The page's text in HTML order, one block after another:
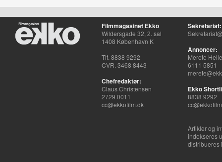
Filmmagasinet Ekko
Wildersgade 32, 2. sal
1408 København K
Tlf. 8838 9292
CVR. 3468 8443
Chefredaktør:
Claus Christensen
2729 0011
cc@ekkofilm.dk
Sekretariat:
Annoncer:
Merete
6111 5851
Ekko
8838 9292
Artikler og
indekseres
distribueres